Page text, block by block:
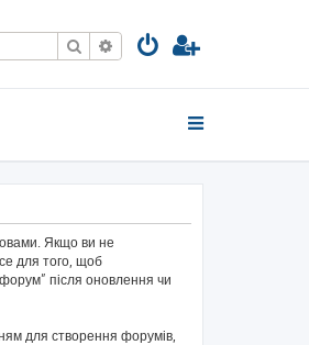
ПошукРозширений пошук
Якщо ви не
для того, щоб
після оновлення чи
для створення форумів,